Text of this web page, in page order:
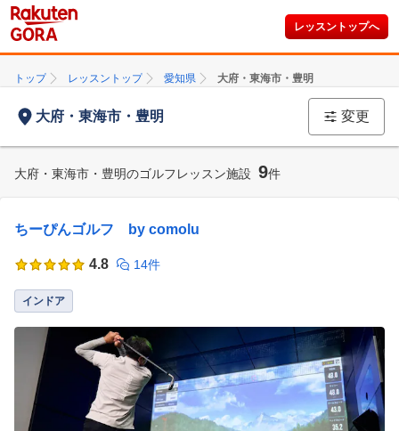
レッスントップへ
トップ レッスントップ 愛知県 大府・東海市・豊明
大府・東海市・豊明 変更
大府・東海市・豊明のゴルフレッスン施設 9件
ちーぴんゴルフ by comolu
4.8 14件
インドア